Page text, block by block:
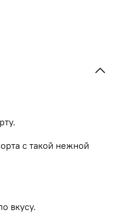
с такой нежной
вкусу.